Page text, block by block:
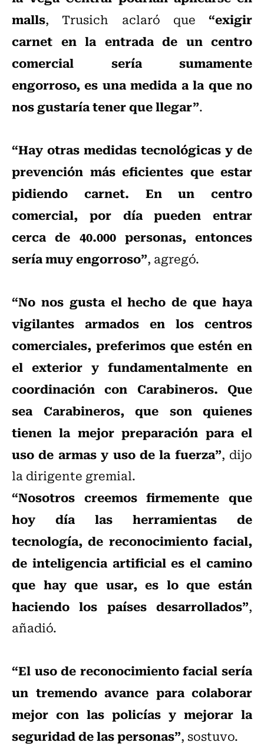
malls, Trusich aclaró que “exigir
carnet en la entrada de un centro
comercial sería sumamente
engorroso, es una medida a la que no
nos gustaría tener que llegar”.
“Hay otras medidas tecnológicas y de
prevención más eficientes que estar
pidiendo carnet. En un centro
comercial, por día pueden entrar
cerca de 40.000 personas, entonces
sería muy engorroso”, agregó.
“No nos gusta el hecho de que haya
vigilantes armados en los centros
comerciales, preferimos que estén en
el exterior y fundamentalmente en
coordinación con Carabineros. Que
sea Carabineros, que son quienes
tienen la mejor preparación para el
uso de armas y uso de la fuerza”, dijo
la dirigente gremial.
“Nosotros creemos firmemente que
hoy día las herramientas de
tecnología, de reconocimiento facial,
de inteligencia artificial es el camino
que hay que usar, es lo que están
haciendo los países desarrollados”,
añadió.
“El uso de reconocimiento facial sería
un tremendo avance para colaborar
mejor con las policías y mejorar la
seguridad de las personas”, sostuvo.